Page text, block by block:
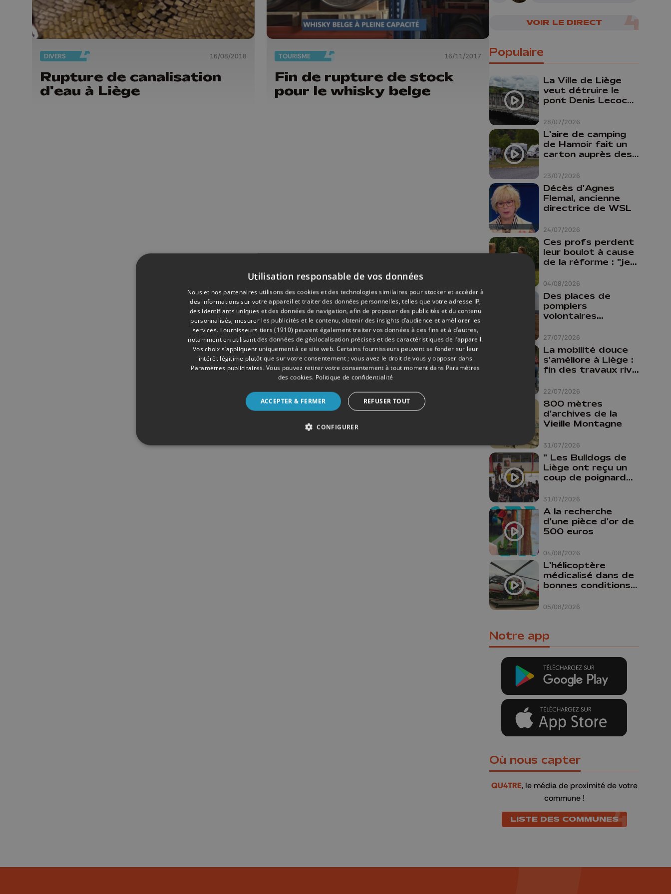
DIVERS 16/08/2018
Rupture de canalisation
d'eau à Liège
TOURISME 16/11/2017
Fin de rupture de stock
pour le whisky belge
VOIR LE DIRECT
Populaire
28/07/2026
La Ville de Liège
veut détruire le
pont Denis Lecocq
budget pour le
faire
23/07/2026
L'aire de camping
de Hamoir fait un
carton auprès des
24/07/2026
Décès d'Agnes
Flemal, ancienne
directrice de WSL
04/08/2026
Ces profs perdent
leur boulot à cause
de la réforme : "je
comme prof que
comme
pharmacienne"
27/07/2026
Des places de
pompiers
volontaires
province de Liège :
"Un citoyen qui
n'est formé ne
peut pas nous
aider"
22/07/2026
La mobilité douce
s'améliore à Liège :
fin des travaux rive
cyclo-piétonnes
Avroy et
Guillemins...
31/07/2026
800 mètres
d'archives de la
Vieille Montagne
31/07/2026
" Les Bulldogs de
Liège ont reçu un
coup de poignard
04/08/2026
A la recherche
d'une pièce d'or de
500 euros
05/08/2026
L'hélicoptère
médicalisé dans de
bonnes conditions à
Notre app
Où nous capter
QU4TRE, le média de proximité de votre
commune !
LISTE DES COMMUNES
Utilisation responsable de vos données
Nous et nos partenaires utilisons des cookies et des technologies similaires pour stocker et accéder à
des informations sur votre appareil et traiter des données personnelles, telles que votre adresse IP,
des identifiants uniques et des données de navigation, afin de proposer des publicités et du contenu
personnalisés, mesurer les publicités et le contenu, obtenir des insights d’audience et améliorer les
services. Fournisseurs tiers (1910) peuvent également traiter vos données à ces fins et à d’autres,
notamment en utilisant des données de géolocalisation précises et des caractéristiques de l’appareil.
Vos choix s’appliquent uniquement à ce site web. Certains fournisseurs peuvent se fonder sur leur
intérêt légitime plutôt que sur votre consentement ; vous avez le droit de vous y opposer dans
Paramètres publicitaires. Vous pouvez retirer votre consentement à tout moment dans Paramètres
des cookies. Politique de confidentialité
ACCEPTER & FERMER REFUSER TOUT
CONFIGURER